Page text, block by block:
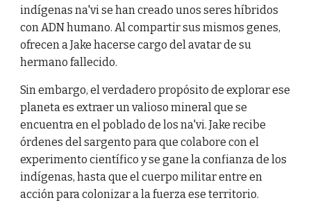
indígenas na'vi se han creado unos seres híbridos
con ADN humano. Al compartir sus mismos genes,
ofrecen a Jake hacerse cargo del avatar de su
hermano fallecido.
Sin embargo, el verdadero propósito de explorar ese
planeta es extraer un valioso mineral que se
encuentra en el poblado de los na'vi. Jake recibe
órdenes del sargento para que colabore con el
experimento científico y se gane la confianza de los
indígenas, hasta que el cuerpo militar entre en
acción para colonizar a la fuerza ese territorio.